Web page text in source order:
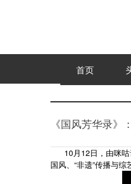
首页
《国风芳华录
10月12日，由咪
国风、“非遗”传播与综